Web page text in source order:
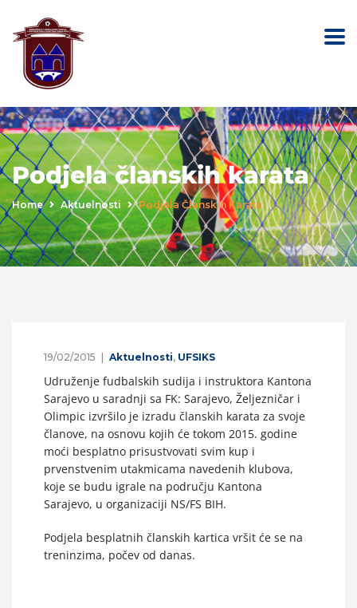
Podjela članskih karata
Home Aktuelnosti Podjela Članskih Karata
19/02/2015 Aktuelnosti, UFSIKS
Udruženje fudbalskih sudija i instruktora Kantona
Sarajevo u saradnji sa FK: Sarajevo, Željezničar i
Olimpic izvršilo je izradu članskih karata za svoje
članove, na osnovu kojih će tokom 2015. godine
moći besplatno prisustvovati svim kup i
prvenstvenim utakmicama navedenih klubova,
koje se budu igrale na području Kantona
Sarajevo, u organizaciji NS/FS BIH.
Podjela besplatnih članskih kartica vršit će se na
treninzima, počev od danas.